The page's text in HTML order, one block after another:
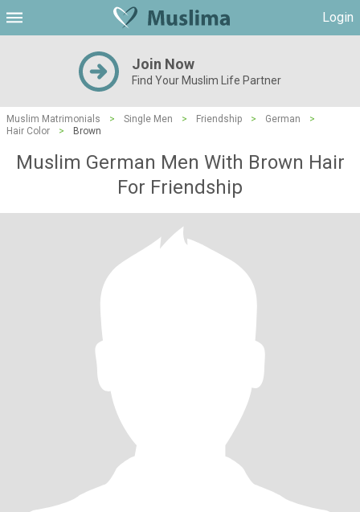
Login
Join Now
Find Your Muslim Life Partner
Muslim Matrimonials > Single Men > Friendship > German
>
Hair Color
> Brown
Muslim German Men With Brown Hair
For Friendship